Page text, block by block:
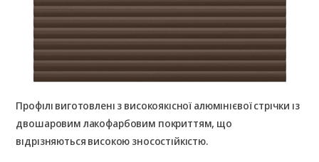
Профілі виготовлені з високоякісної алюмінієвої стрічки із
двошаровим лакофарбовим покриттям, що
відрізняються високою зносостійкістю.